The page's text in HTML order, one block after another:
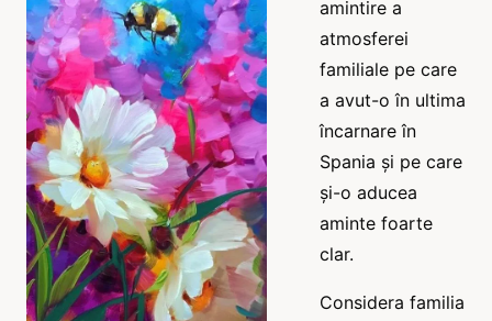
amintire a
atmosferei
familiale pe care
a avut-o în ultima
încarnare în
Spania și pe care
și-o aducea
aminte foarte
clar.
Considera familia